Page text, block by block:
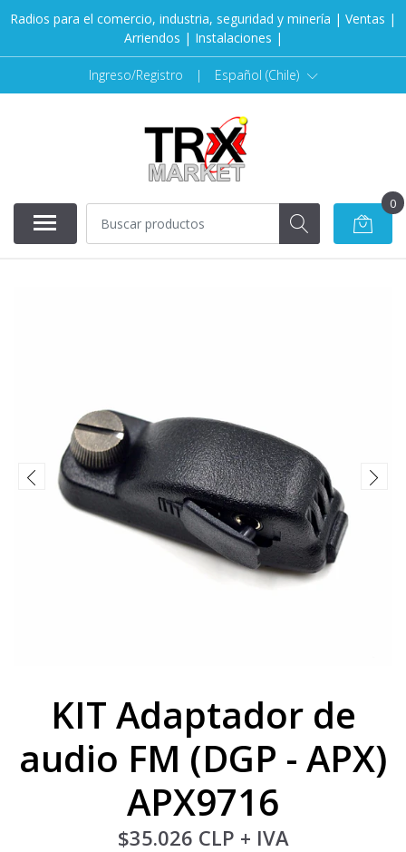
Radios para el comercio, industria, seguridad y minería | Ventas |
Arriendos | Instalaciones |
Ingreso/Registro | Español (Chile)
0
KIT Adaptador de
audio FM (DGP - APX)
APX9716
$35.026 CLP + IVA